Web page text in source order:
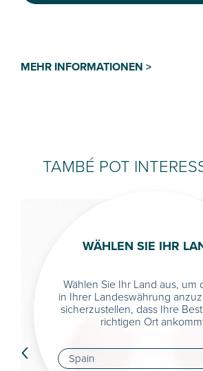
MEHR INFORMATIONEN >
TAMBÉ POT
‹
WÄHLEN SIE IHR
Wählen Sie Ihr Land aus, um
in Ihrer Landeswährung
sicherzustellen, dass Ihre
richtigen Ort